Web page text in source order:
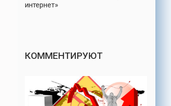
интернет»
КОММЕНТИРУЮТ